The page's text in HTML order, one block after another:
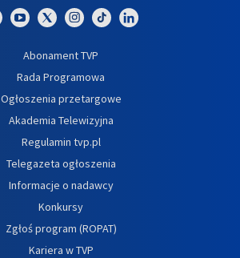
Abonament TVP
Rada Programowa
Ogłoszenia przetargowe
Akademia Telewizyjna
Regulamin tvp.pl
Telegazeta ogłoszenia
Informacje o nadawcy
Konkursy
Zgłoś program (ROPAT)
Kariera w TVP